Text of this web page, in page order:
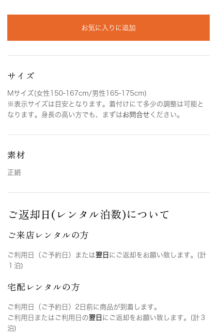
お気に入りに追加
サイズ
Mサイズ(女性150-167cm/男性165-175cm)
※表示サイズは目安となります。着付けにて多少の調整は可能と
なります。身長の高い方でも、まずはお問合せ ください。
素材
正絹
ご返却日(レンタル泊数)について
ご来店レンタルの方
ご利用日（ご予約日）または翌日 にご返却をお願い致します。(計
１泊)
宅配レンタルの方
ご利用日（ご予約日）2日前に商品が到着します。
ご利用日またはご利用日の翌日 にご返却をお願い致します。(計３
泊)